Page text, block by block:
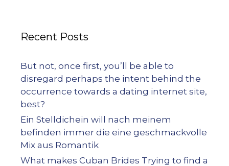
Recent Posts
But not, once first, you’ll be able to
disregard perhaps the intent behind the
occurrence towards a dating internet site,
best?
Ein Stelldichein will nach meinem
befinden immer die eine geschmackvolle
Mix aus Romantik
What makes Cuban Brides Trying to find a